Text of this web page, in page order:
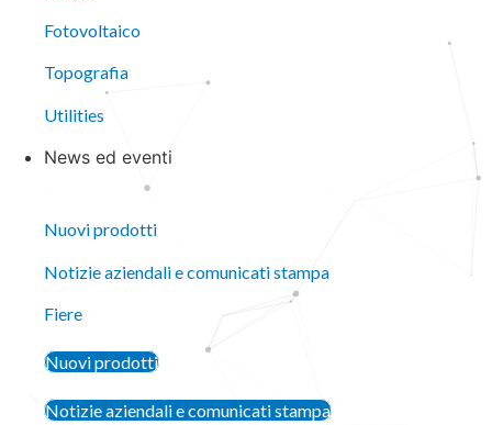
Fotovoltaico
Topografia
Utilities
News ed eventi
Chiudi News ed eventi
Nuovi prodotti
Notizie aziendali e comunicati stampa
Fiere
Nuovi prodotti
Notizie aziendali e comunicati stampa